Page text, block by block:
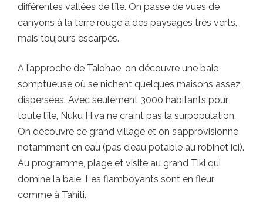
différentes vallées de l’île. On passe de vues de
canyons à la terre rouge à des paysages très verts,
mais toujours escarpés.
A l’approche de Taiohae, on découvre une baie
somptueuse où se nichent quelques maisons assez
dispersées. Avec seulement 3000 habitants pour
toute l’île, Nuku Hiva ne craint pas la surpopulation.
On découvre ce grand village et on s’approvisionne
notamment en eau (pas d’eau potable au robinet ici).
Au programme, plage et visite au grand Tiki qui
domine la baie. Les flamboyants sont en fleur,
comme à Tahiti.